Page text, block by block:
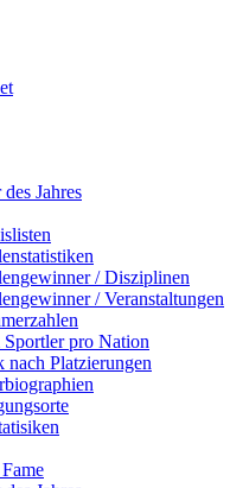
Jahres
/ Disziplinen
/ Veranstaltungen
pro Nation
nach Platzierungen